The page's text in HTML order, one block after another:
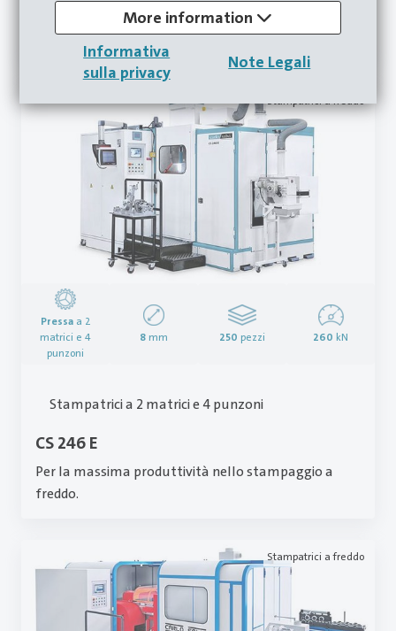
More information
Informativa
sulla privacy
Note Legali
Per la massima produttività nello stampaggio a
freddo.
Stampatrici a freddo
Pressaa 2
matrici e 4
punzoni
8 mm 250 pezzi 260 kN
Stampatrici a 2 matrici e 4 punzoni
CS 246 E
Per la massima produttività nello stampaggio a
freddo.
Stampatrici a freddo